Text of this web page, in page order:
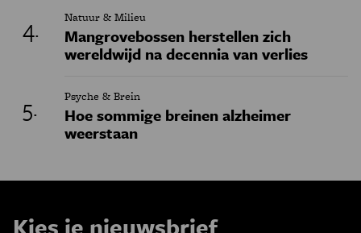
Natuur & Milieu
Mangrovebossen herstellen zich
wereldwijd na decennia van verlies
Psyche & Brein
Hoe sommige breinen alzheimer
weerstaan